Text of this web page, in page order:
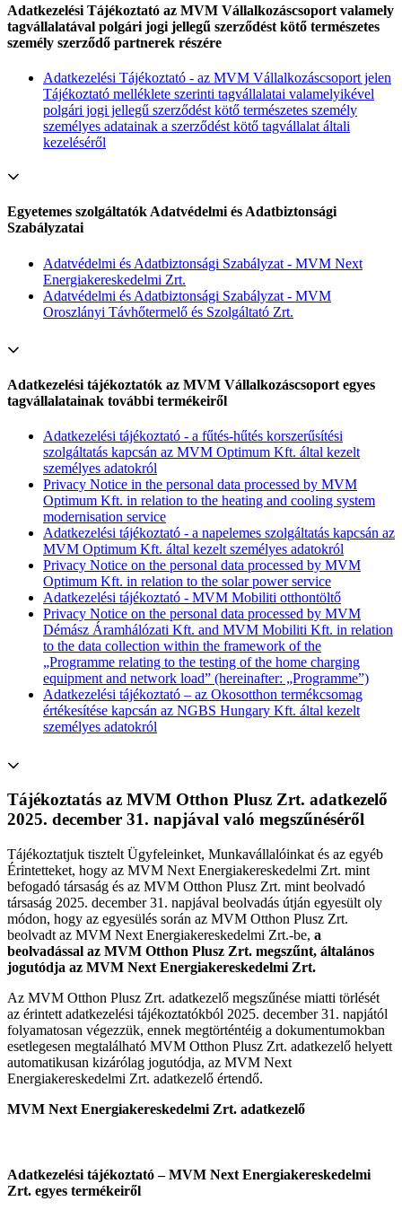
Adatkezelési Tájékoztató az MVM Vállalkozáscsoport valamely
tagvállalatával polgári jogi jellegű szerződést kötő természetes
személy szerződő partnerek részére
Adatkezelési Tájékoztató - az MVM Vállalkozáscsoport jelen
Tájékoztató melléklete szerinti tagvállalatai valamelyikével
polgári jogi jellegű szerződést kötő természetes személy
személyes adatainak a szerződést kötő tagvállalat általi
kezeléséről
Egyetemes szolgáltatók Adatvédelmi és Adatbiztonsági
Szabályzatai
Adatvédelmi és Adatbiztonsági Szabályzat - MVM Next
Energiakereskedelmi Zrt.
Adatvédelmi és Adatbiztonsági Szabályzat - MVM
Oroszlányi Távhőtermelő és Szolgáltató Zrt.
Adatkezelési tájékoztatók az MVM Vállalkozáscsoport egyes
tagvállalatainak további termékeiről
Adatkezelési tájékoztató - a fűtés-hűtés korszerűsítési
szolgáltatás kapcsán az MVM Optimum Kft. által kezelt
személyes adatokról
Privacy Notice in the personal data processed by MVM
Optimum Kft. in relation to the heating and cooling system
modernisation service
Adatkezelési tájékoztató - a napelemes szolgáltatás kapcsán az
MVM Optimum Kft. által kezelt személyes adatokról
Privacy Notice on the personal data processed by MVM
Optimum Kft. in relation to the solar power service
Adatkezelési tájékoztató - MVM Mobiliti otthontöltő
Privacy Notice on the personal data processed by MVM
Démász Áramhálózati Kft. and MVM Mobiliti Kft. in relation
to the data collection within the framework of the
„Programme relating to the testing of the home charging
equipment and network load” (hereinafter: „Programme”)
Adatkezelési tájékoztató – az Okosotthon termékcsomag
értékesítése kapcsán az NGBS Hungary Kft. által kezelt
személyes adatokról
Tájékoztatás az MVM Otthon Plusz Zrt. adatkezelő
2025. december 31. napjával való megszűnéséről
Tájékoztatjuk tisztelt Ügyfeleinket, Munkavállalóinkat és az egyéb
Érintetteket, hogy az MVM Next Energiakereskedelmi Zrt. mint
befogadó társaság és az MVM Otthon Plusz Zrt. mint beolvadó
társaság 2025. december 31. napjával beolvadás útján egyesült oly
módon, hogy az egyesülés során az MVM Otthon Plusz Zrt.
beolvadt az MVM Next Energiakereskedelmi Zrt.-be, a
beolvadással az MVM Otthon Plusz Zrt. megszűnt, általános
jogutódja az MVM Next Energiakereskedelmi Zrt.
Az MVM Otthon Plusz Zrt. adatkezelő megszűnése miatti törlését
az érintett adatkezelési tájékoztatókból 2025. december 31. napjától
folyamatosan végezzük, ennek megtörténtéig a dokumentumokban
esetlegesen megtalálható MVM Otthon Plusz Zrt. adatkezelő helyett
automatikusan kizárólag jogutódja, az MVM Next
Energiakereskedelmi Zrt. adatkezelő értendő.
MVM Next Energiakereskedelmi Zrt. adatkezelő
Adatkezelési tájékoztató – MVM Next Energiakereskedelmi
Zrt. egyes termékeiről